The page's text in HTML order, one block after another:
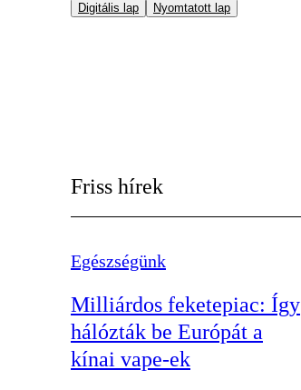
Digitális lap Nyomtatott lap
Friss hírek
Egészségünk
Milliárdos feketepiac: Így
hálózták be Európát a
kínai vape-ek